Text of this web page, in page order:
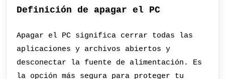
Definición de apagar el PC
Apagar el PC significa cerrar todas las
aplicaciones y archivos abiertos y
desconectar la fuente de alimentación. Es
la opción más segura para proteger tu